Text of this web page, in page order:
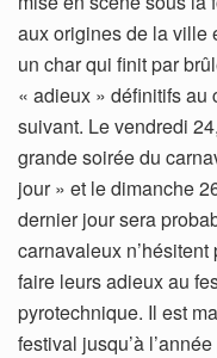
aux origines de la ville
un char qui finit par
« adieux » définitifs au
suivant. Le vendredi
grande soirée du
jour » et le dimanche
dernier jour sera
carnavaleux
faire leurs adieux au
pyrotechnique. Il est
festival jusqu’à